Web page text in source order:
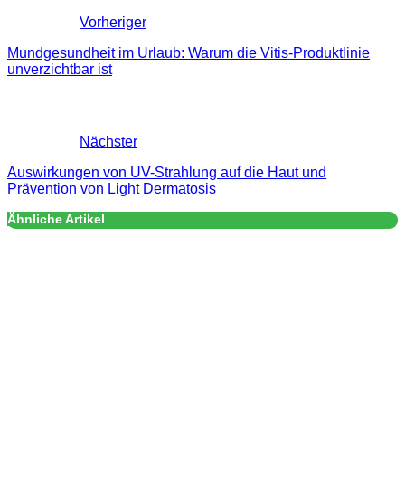
Vorheriger
Mundgesundheit im Urlaub: Warum die Vitis-Produktlinie
unverzichtbar ist
Nächster
Auswirkungen von UV-Strahlung auf die Haut und
Prävention von Light Dermatosis
Ähnliche Artikel